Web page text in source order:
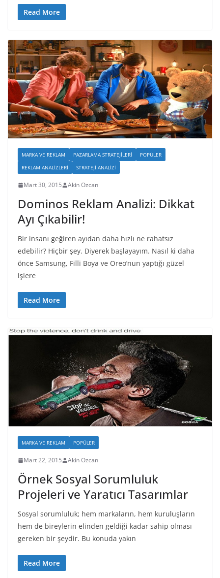
Read More
MARKA VE REKLAM PAZARLAMA STRATEJILERI
POPÜLER
REKLAM ANALIZLERI
STRATEJI ANALIZI
Mart 30, 2015 Akin Ozcan
Dominos Reklam Analizi: Dikkat
Ayı Çıkabilir!
Bir insanı geğiren ayıdan daha hızlı ne rahatsız
edebilir? Hiçbir şey. Diyerek başlayayım. Nasıl ki daha
önce Samsung, Filli Boya ve Oreo’nun yaptığı güzel
işlere
Read More
MARKA VE REKLAM POPÜLER
Mart 22, 2015 Akin Ozcan
Örnek Sosyal Sorumluluk
Projeleri ve Yaratıcı Tasarımlar
Sosyal sorumluluk; hem markaların, hem kuruluşların
hem de bireylerin elinden geldiği kadar sahip olması
gereken bir şeydir. Bu konuda yakın
Read More